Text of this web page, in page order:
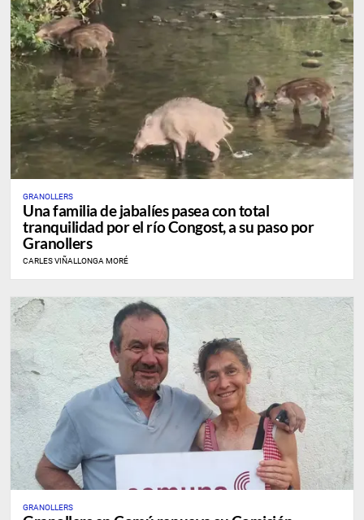
GRANOLLERS
Una familia de jabalíes pasea con total
tranquilidad por el río Congost, a su paso por
Granollers
CARLES VIÑALLONGA MORÉ
GRANOLLERS